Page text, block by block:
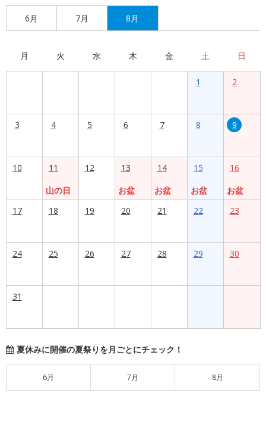
6月 7月 8月
月 火 水 木 金 土 日
1 2
3 4 5 6 7 8 9
10
11
山の日
12
13
お盆
14
お盆
15
お盆
16
お盆
17
18 19 20 21 22 23
24 25 26 27 28 29 30
31
夏休みに開催の夏祭りを月ごとにチェック！
6月 7月 8月